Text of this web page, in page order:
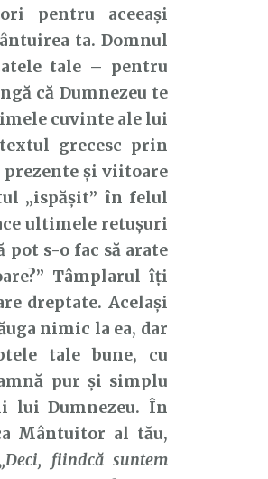
pentru aceeași
ta. Domnul
tale – pentru
că Dumnezeu te
cuvinte ale lui
grecesc prin
și viitoare
„ispășit” în felul
ultimele retușuri
pot s-o fac să arate
Tâmplarul îți
dreptate. Același
nimic la ea, dar
tale bune, cu
pur și simplu
lui Dumnezeu. În
Mântuitor al tău,
„Deci, fiindcă suntem